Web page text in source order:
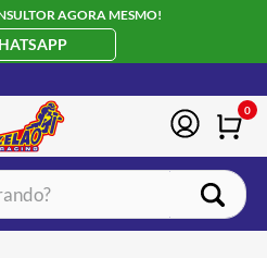
AGORA MESMO!
0